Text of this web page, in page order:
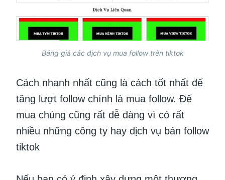
Bảng giá các dịch vụ mua follow trên tiktok
Cách nhanh nhất cũng là cách tốt nhất để
tăng lượt follow chính là mua follow. Để
mua chúng cũng rất dễ dàng vì có rất
nhiều những công ty hay dịch vụ bán follow
tiktok